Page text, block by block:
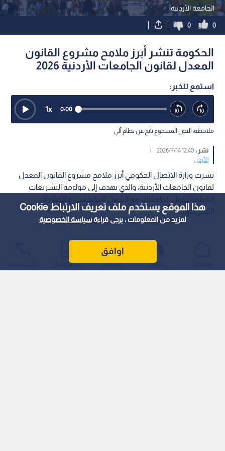
هذا الموقع يستخدم ملف تعريف الارتباط Cookie
لمزيد من المعلومات ، يرجى قراءةسياسة الخصوصية
اوافق
الجامعة الأردنية
0
0
الحكومة تنشر أبرز ملامح مشروع القانون
المعدل لقانون الجامعات الأردنية 2026
استمع للخبر:
0:00
1x
ملاحظة: النص المسموع ناتج عن نظام آلي
نشر :12:40 2026/7/14
|
الأردن
نشرت وزارة الاتصال الحكومي أبرز ملامح مشروع القانون المعدل
لقانون الجامعات الأردنية، والذي يهدف إلى مواءمة التشريعات
التشريعية.
عواجل المباشر أحدث الأخبار